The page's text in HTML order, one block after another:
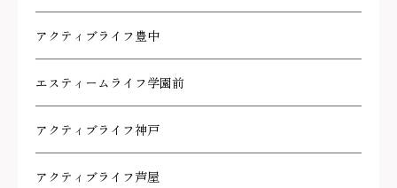
アクティブライフ豊中
エスティームライフ学園前
アクティブライフ神戸
アクティブライフ芦屋